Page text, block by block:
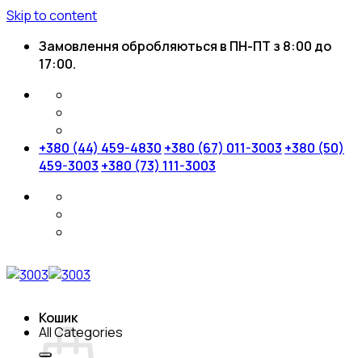
Skip to content
Замовлення обробляються в ПН-ПТ з 8:00 до
17:00.
+380 (44) 459-4830 +380 (67) 011-3003 +380 (50)
459-3003 +380 (73) 111-3003
Кошик
All Categories